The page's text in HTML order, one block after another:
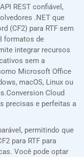
REST confiável,
.NET que
(CF2) para RTF sem
formatos de
integrar recursos
sem a
Microsoft Office
macOS, Linux ou
Cloud
precisas e perfeitas a
permitindo que
para RTF para
Você pode optar